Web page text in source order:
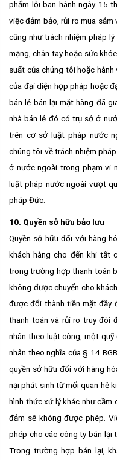
phẩm lỗi ban hành ngày 15
việc đảm bảo, rủi ro mua
cũng như trách nhiệm pháp
mạng, chân tay hoặc sức
suất của chúng tôi hoặc
của đại diện hợp pháp hoặc
bán lẻ bán lại mặt hàng đã
nhà bán lẻ đó có trụ sở ở
trên cơ sở luật pháp nước
chúng tôi về trách nhiệm
ở nước ngoài trong phạm vi
luật pháp nước ngoài vượt
pháp Đức.
10. Quyền sở hữu bảo lưu
Quyền sở hữu đối với hàng
khách hàng cho đến khi tất
trong trường hợp thanh toán
không được chuyển cho
được đổi thành tiền mặt đầy
thanh toán và rủi ro truy đòi
nhân theo luật công, một
nhân theo nghĩa của § 14
quyền sở hữu đối với hàng
nại phát sinh từ mối quan hệ
hình thức xử lý khác như cầm
đảm sẽ không được phép.
phép cho các công ty bán lại
Trong trường hợp bán lại,